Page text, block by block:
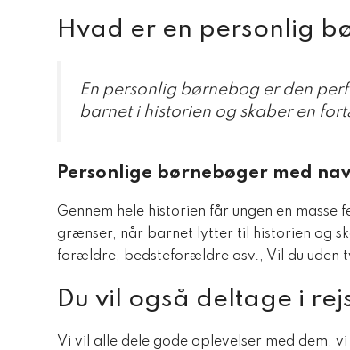
Hvad er en personlig
En personlig børnebog er den
barnet i historien og skaber en
Personlige børnebøger med
Gennem hele historien får ungen en
grænser, når barnet lytter til historien og
forældre, bedsteforældre osv., Vil du uden
Du vil også deltage i
Vi vil alle dele gode oplevelser med dem,